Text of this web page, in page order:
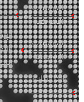
الدراسات
الأمريكية
الدراسات
الأوروبية
الدراسات
العربية